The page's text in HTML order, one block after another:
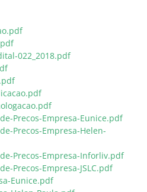
022_2018.pdf
Precos-Empresa-Eunice.pdf
Precos-Empresa-Helen-
Precos-Empresa-Inforliv.pdf
Precos-Empresa-JSLC.pdf
Eunice.pdf